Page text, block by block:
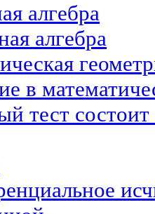
алгебра
алгебра
в
тест